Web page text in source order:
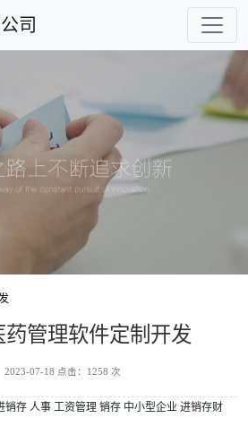
司
药管理软件定制开发
2023-07-18 点击：1258 次
销存 人事 工资管理 销存 中小型企业 进销存财